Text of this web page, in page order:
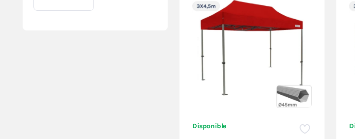
Disponible